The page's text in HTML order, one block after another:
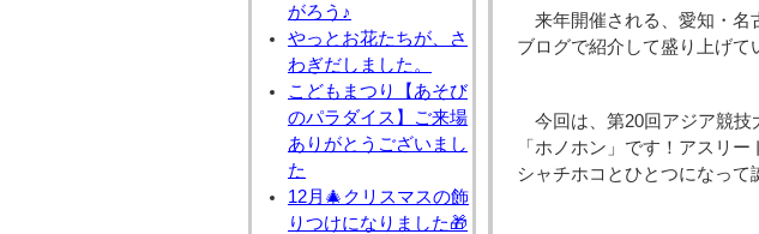
がろう♪
やっとお花たちが、さ
わぎだしました。
こどもまつり【あそび
のパラダイス】ご来場
ありがとうございまし
た
12月🎄クリスマスの飾
りつけになりました🎁
来年開催される、愛知・名
ブログで紹介して盛り上げて
今回は、第20回アジア競技
「ホノホン」です！アスリ
シャチホコとひとつになって